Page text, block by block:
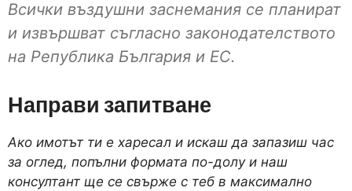
Всички въздушни заснемания се планират
и извършват съгласно законодателството
на Република България и ЕС.
Направи запитване
Ако имотът ти е харесал и искаш да запазиш час
за оглед, попълни формата по-долу и наш
консултант ще се свърже с теб в максимално